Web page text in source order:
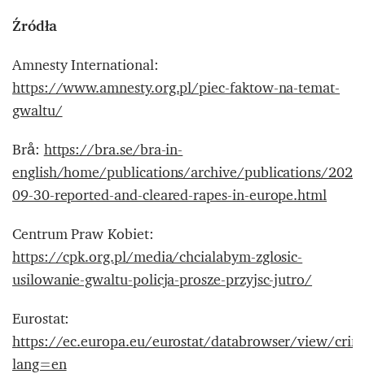
Źródła
Amnesty International:
https://www.amnesty.org.pl/piec-faktow-na-temat-
gwaltu/
Brå:https://bra.se/bra-in-
english/home/publications/archive/publications/2020-
09-30-reported-and-cleared-rapes-in-europe.html
Centrum Praw Kobiet:
https://cpk.org.pl/media/chcialabym-zglosic-
usilowanie-gwaltu-policja-prosze-przyjsc-jutro/
Eurostat:
https://ec.europa.eu/eurostat/databrowser/view/
lang=en